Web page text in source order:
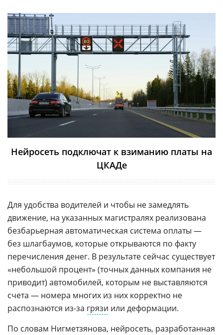
Нейросеть подключат к взиманию платы на
ЦКАДе
Для удобства водителей и чтобы не замедлять
движение, на указанных магистралях реализована
безбарьерная автоматическая система оплаты —
без шлагбаумов, которые открываются по факту
перечисления денег. В результате сейчас существует
«небольшой процент» (точных данных компания не
приводит) автомобилей, которым не выставляются
счета — номера многих из них корректно не
распознаются из-за грязи или деформации.
По словам Нигметзянова, нейросеть, разработанная